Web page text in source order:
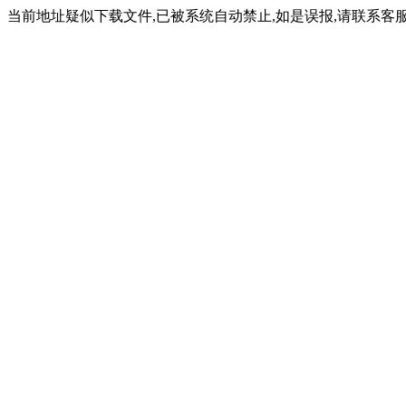
当前地址疑似下载文件,已被系统自动禁止,如是误报,请联系客